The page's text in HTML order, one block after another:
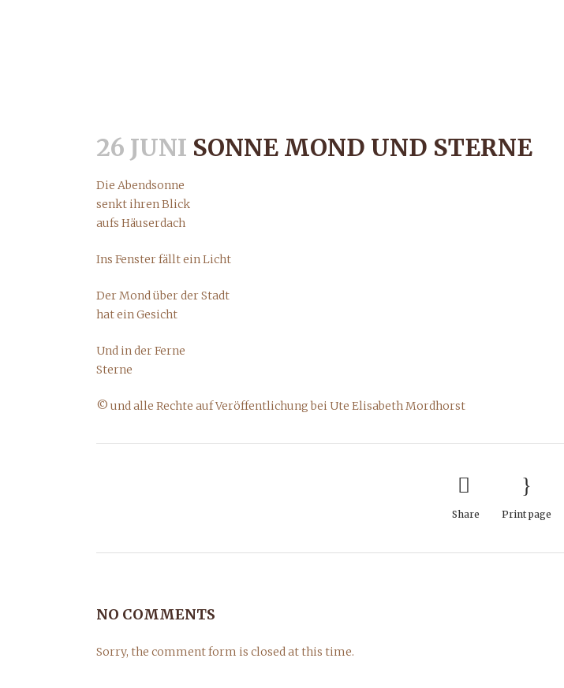
26 JUNI SONNE MOND UND STERNE
Die Abendsonne
senkt ihren Blick
aufs Häuserdach
Ins Fenster fällt ein Licht
Der Mond über der Stadt
hat ein Gesicht
Und in der Ferne
Sterne
© und alle Rechte auf Veröffentlichung bei Ute Elisabeth Mordhorst
Share Print page
NO COMMENTS
Sorry, the comment form is closed at this time.